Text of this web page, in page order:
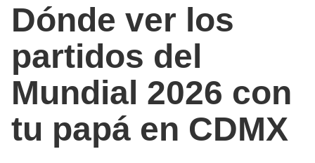
Dónde ver los
partidos del
Mundial 2026 con
tu papá en CDMX